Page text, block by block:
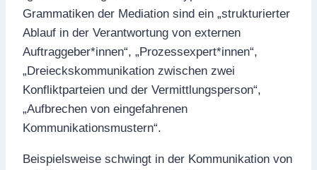
Grammatiken der Mediation sind ein „strukturierter
Ablauf in der Verantwortung von externen
Auftraggeber*innen“, „Prozessexpert*innen“,
„Dreieckskommunikation zwischen zwei
Konfliktparteien und der Vermittlungsperson“,
„Aufbrechen von eingefahrenen
Kommunikationsmustern“.
Beispielsweise schwingt in der Kommunikation von